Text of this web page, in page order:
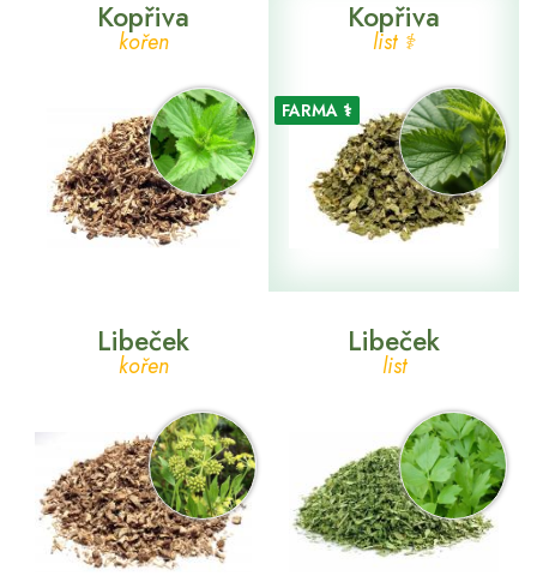
Kopřiva
kořen
Kopřiva
list ⚕
FARMA ⚕
Libeček
kořen
Libeček
list